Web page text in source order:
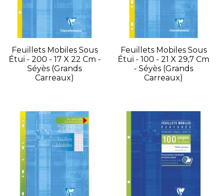
Feuillets Mobiles Sous
Étui - 200 - 17 X 22 Cm -
Séyès (grands
Carreaux)
Feuillets Mobiles Sous
Étui - 100 - 21 X 29,7 Cm
- Séyès (grands
Carreaux)